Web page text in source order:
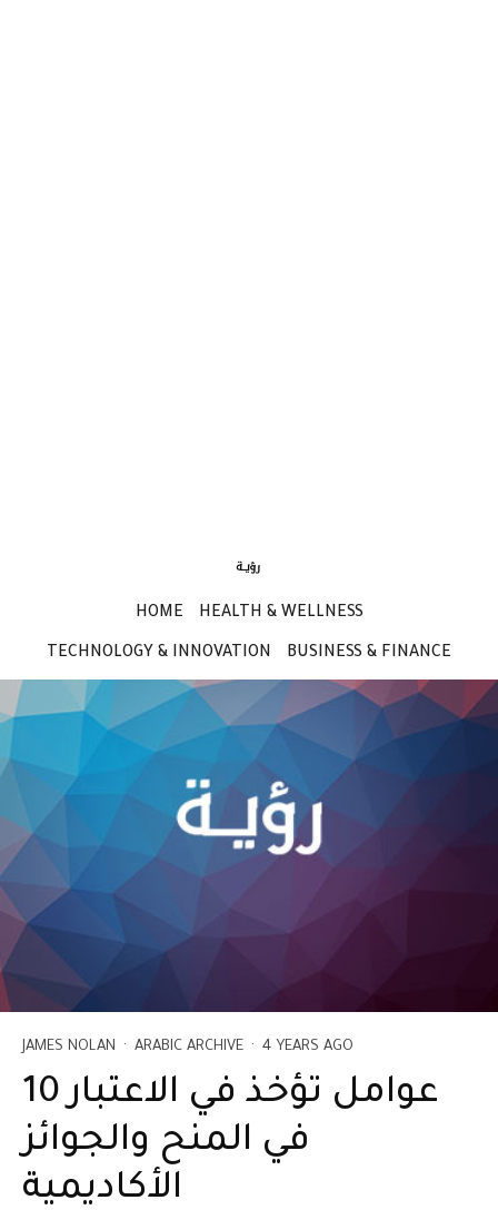
HOME HEALTH & WELLNESS
TECHNOLOGY & INNOVATION BUSINESS & FINANCE
JAMES NOLAN · ARABIC ARCHIVE · 4 YEARS AGO
10 عوامل تؤخذ في الاعتبار
في المنح والجوائز
الأكاديمية